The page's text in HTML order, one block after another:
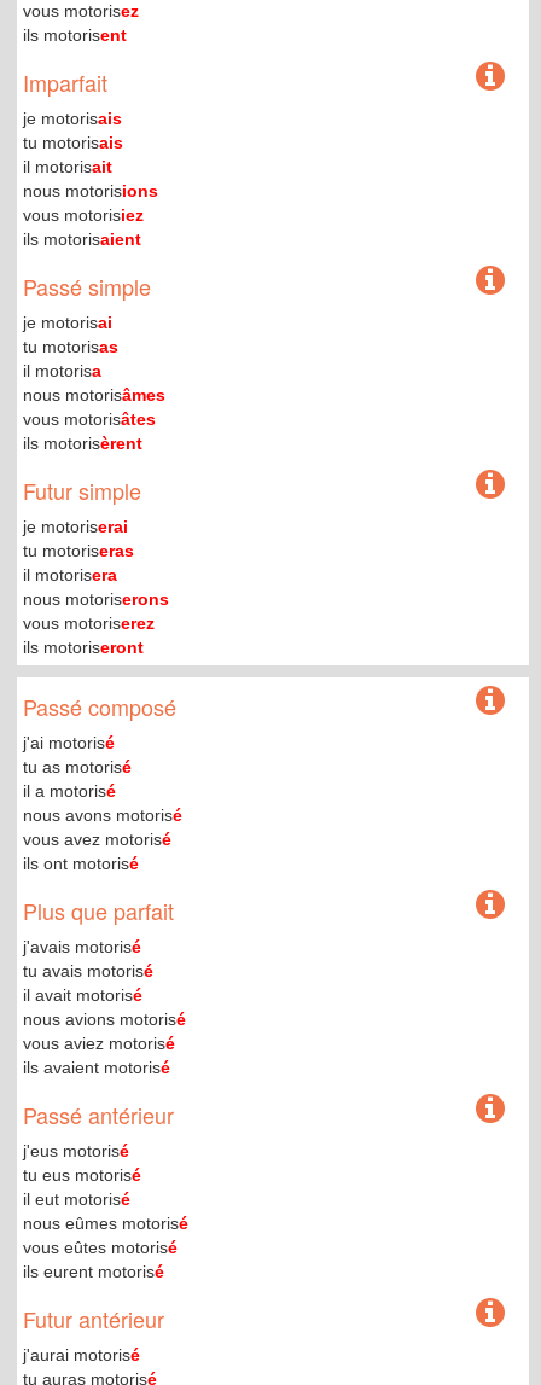
vous motorisez
ils motorisent
Imparfait
je motorisais
tu motorisais
il motorisait
nous motorisions
vous motorisiez
ils motorisaient
Passé simple
je motorisai
tu motorisas
il motorisa
nous motorisâmes
vous motorisâtes
ils motorisèrent
Futur simple
je motoriserai
tu motoriseras
il motorisera
nous motoriserons
vous motoriserez
ils motoriseront
Passé composé
j'ai motorisé
tu as motorisé
il a motorisé
nous avons motorisé
vous avez motorisé
ils ont motorisé
Plus que parfait
j'avais motorisé
tu avais motorisé
il avait motorisé
nous avions motorisé
vous aviez motorisé
ils avaient motorisé
Passé antérieur
j'eus motorisé
tu eus motorisé
il eut motorisé
nous eûmes motorisé
vous eûtes motorisé
ils eurent motorisé
Futur antérieur
j'aurai motorisé
tu auras motorisé